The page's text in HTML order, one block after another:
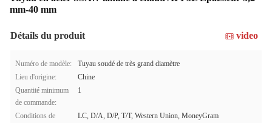
mm-40 mm
Détails du produit video
Numéro de modèle:
Tuyau soudé de très grand diamètre
Lieu d'origine:
Chine
Quantité minimum
de commande:
1
Conditions de
LC, D/A, D/P, T/T, Western Union, MoneyGram